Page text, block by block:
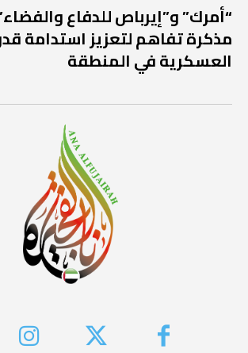
“أمرك” و”إيرباص للدفاع
مذكرة تفاهم لتعزيز استدامة
العسكرية في المنطقة